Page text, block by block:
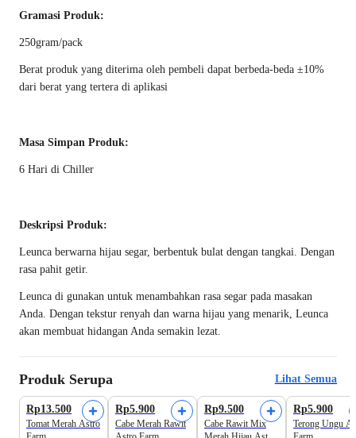
Gramasi Produk:
250gram/pack
Berat produk yang diterima oleh pembeli dapat berbeda-beda ±10%
dari berat yang tertera di aplikasi
Masa Simpan Produk:
6 Hari di Chiller
Deskripsi Produk:
Leunca berwarna hijau segar, berbentuk bulat dengan tangkai. Dengan
rasa pahit getir.
Leunca di gunakan untuk menambahkan rasa segar pada masakan
Anda. Dengan tekstur renyah dan warna hijau yang menarik, Leunca
akan membuat hidangan Anda semakin lezat.
Produk Serupa Lihat Semua
Rp13.500
Tomat Merah Astro
Rp5.900
Cabe Merah Rawit
Rp9.500
Cabe Rawit Mix
Rp5.900
Terong Ungu